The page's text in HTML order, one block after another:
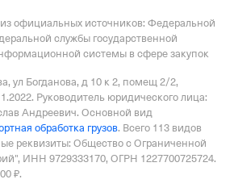
официальных источников: Федеральной
службы государственной
системы в сфере закупок
ул Богданова, д 10 к 2, помещ 2/2,
Руководитель юридического лица:
Андреевич. Основной вид
обработка грузов. Всего 113 видов
реквизиты: Общество с Ограниченной
ИНН 9729333170, ОГРН 1227700725724.
₽.